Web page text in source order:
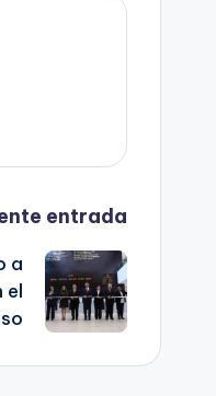
entrada
a
el